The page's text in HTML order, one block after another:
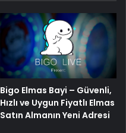
Bigo Elmas Bayi – Güvenli,
Hızlı ve Uygun Fiyatlı Elmas
Satın Almanın Yeni Adresi